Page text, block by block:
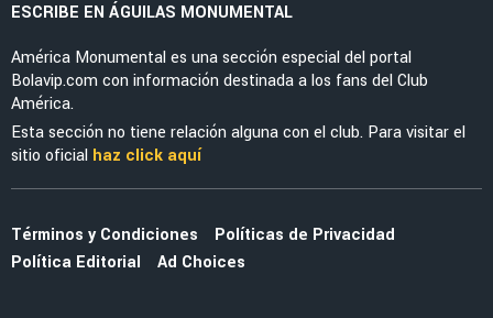
ESCRIBE EN ÁGUILAS MONUMENTAL
América Monumental es una sección especial del portal
Bolavip.com con información destinada a los fans del Club
América.
Esta sección no tiene relación alguna con el club. Para visitar el
sitio oficial haz click aquí
Términos y Condiciones
Políticas de Privacidad
Política Editorial
Ad Choices